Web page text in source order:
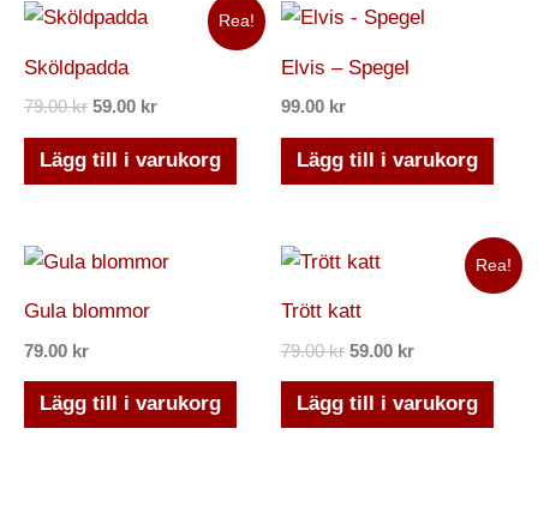
Rea!
Sköldpadda
79.00kr
Det
ursprungliga
priset
var:
79.00 kr.
59.00 kr
nuvarande
59.00 kr.
Lägg till i varukorg
Elvis – Spegel
99.00 kr
Lägg till i varukorg
Gula blommor
79.00 kr
Lägg till i varukorg
Rea!
Trött katt
79.00kr
Det
priset
var:
79.00 kr.
59.00 kr
nuvarande
59.00 kr.
Lägg till i varukorg